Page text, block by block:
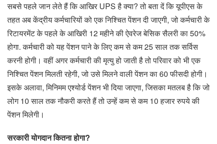
सबसे पहले जान लेते हैं कि आखिर UPS है क्या? तो बता दें कि यूपीएस के
तहत अब केंद्रीय कर्मचारियों को एक निश्‍चित पेंशन दी जाएगी, जो कर्मचारी के
रिटायरमेंट के पहले के आखिरी 12 महीने की ऐवरेज बेसिक सैलरी का 50%
होगा. कर्मचारी को यह पेंशन पाने के लिए कम से कम 25 साल तक सर्विस
करनी होगी। वहीं अगर कर्मचारी की मृत्यु हो जाती है तो परिवार को भी एक
निश्चित पेंशन मिलती रहेगी, जो उसे मिलने वाली पेंशन का 60 फीसदी होगी।
इसके अलावा, मिनिमम एश्‍योर्ड पेंशन भी दिया जाएगा, जिसका मतलब है कि जो
लोग 10 साल तक नौकरी करते हैं तो उन्‍हें कम से कम 10 हजार रुपये की
पेंशन मिलेगी।
सरकारी योगदान कितना होगा?